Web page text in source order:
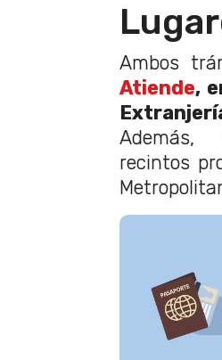
Ambos
Atiende,
recintos